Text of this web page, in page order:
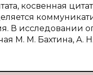
косвенная
В исследовании
М. М. Бахтина, А.